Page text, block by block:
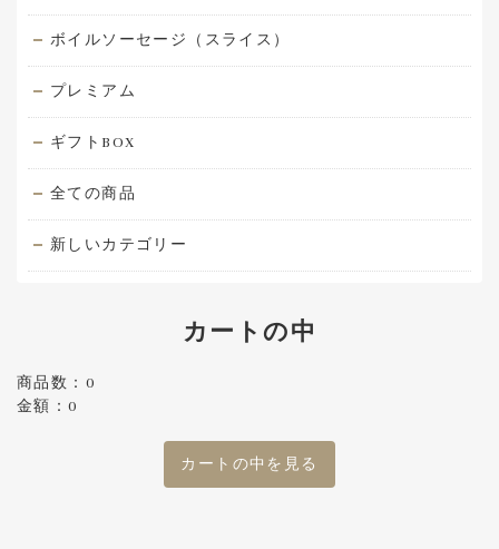
ボイルソーセージ（スライス）
プレミアム
ギフトBOX
全ての商品
新しいカテゴリー
カートの中
商品数：0
金額：0
カートの中を見る